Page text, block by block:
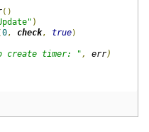
()
)
0, check, true)
create timer: " , err)